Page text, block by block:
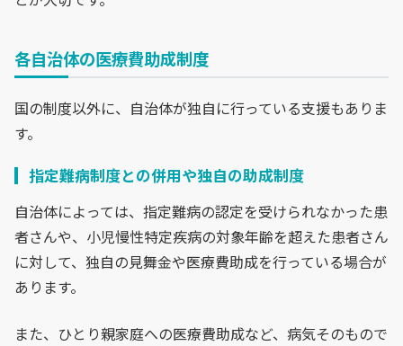
各自治体の医療費助成制度
国の制度以外に、自治体が独自に行っている支援もありま
す。
指定難病制度との併用や独自の助成制度
自治体によっては、指定難病の認定を受けられなかった患
者さんや、小児慢性特定疾病の対象年齢を超えた患者さん
に対して、独自の見舞金や医療費助成を行っている場合が
あります。
また、ひとり親家庭への医療費助成など、病気そのもので